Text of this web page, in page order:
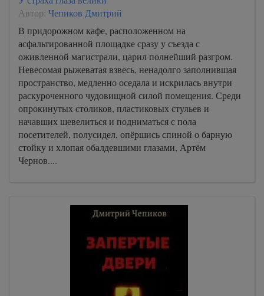
Автор: Чепиков Дмитрий
В придорожном кафе, расположенном на
асфальтированной площадке сразу у съезда с
оживленной магистрали, царил полнейший разгром.
Невесомая рыжеватая взвесь, ненадолго заполнившая
пространство, медленно оседала и искрилась внутри
раскуроченного чудовищной силой помещения. Среди
опрокинутых столиков, пластиковых стульев и
начавших шевелиться и подниматься с пола
посетителей, полусидел, опёршись спиной о барную
стойку и хлопая обалдевшими глазами, Артём
Чернов....